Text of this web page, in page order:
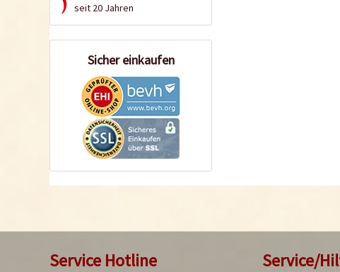
seit 20 Jahren
Sicher einkaufen
Service Hotline Service/